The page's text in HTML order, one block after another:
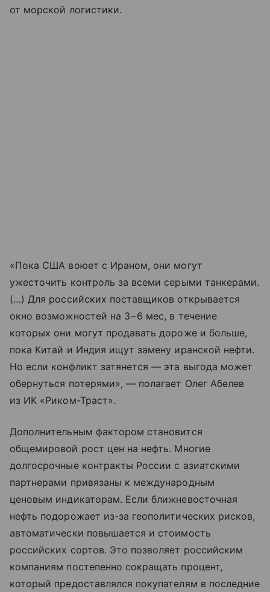
от морской логистики.
«Пока США воюет с Ираном, они могут
ужесточить контроль за всеми серыми танкерами.
(…) Для российских поставщиков открывается
окно возможностей на 3−6 мес, в течение
которых они могут продавать дороже и больше,
пока Китай и Индия ищут замену иранской нефти.
Но если конфликт затянется — эта выгода может
обернуться потерями», — полагает Олег Абелев
из ИК «Риком-Траст».
Дополнительным фактором становится
общемировой рост цен на нефть. Многие
долгосрочные контракты России с азиатскими
партнерами привязаны к международным
ценовым индикаторам. Если ближневосточная
нефть подорожает из-за геополитических рисков,
автоматически повышается и стоимость
российских сортов. Это позволяет российским
компаниям постепенно сокращать процент,
который предоставлялся покупателям в последние